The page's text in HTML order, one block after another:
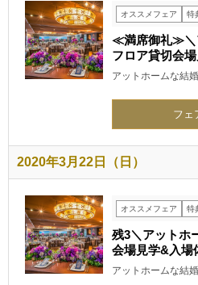
オススメフェア 特
≪満席御礼≫＼
フロア貸切会
アットホームな結
フェ
2020年3月22日（日）
オススメフェア 特
残3＼アットホ
会場見学&入場
アットホームな結